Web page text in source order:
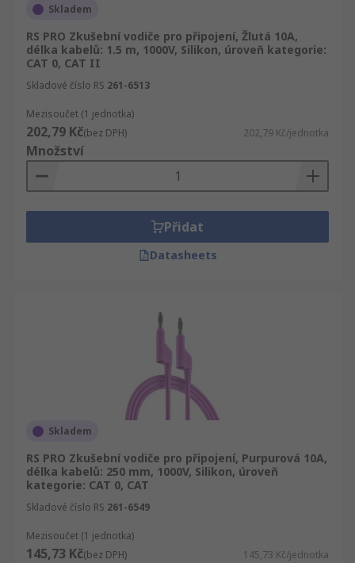
Skladem
RS PRO Zkušební vodiče pro připojení, Žlutá 10A,
délka kabelů: 1.5 m, 1000V, Silikon, úroveň kategorie:
CAT 0, CAT II
Skladové číslo RS 261-6513
Mezisoučet (1 jednotka)
202,79 Kč(bez DPH) 202,79 Kč/jednotka
Množství
Přidat
Datasheets
Skladem
RS PRO Zkušební vodiče pro připojení, Purpurová 10A,
délka kabelů: 250 mm, 1000V, Silikon, úroveň
kategorie: CAT 0, CAT
Skladové číslo RS 261-6549
Mezisoučet (1 jednotka)
145,73 Kč(bez DPH) 145,73 Kč/jednotka